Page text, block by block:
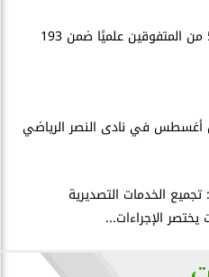
تكريم 500 من المتفوقين علميًا ضمن 193
أغسطس في نادى النصر الرياضي
الخدمات التصديرية
يختصر الإجراءات...